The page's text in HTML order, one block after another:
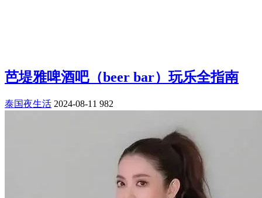
芭堤雅啤酒吧（beer bar）玩乐全指南
泰国夜生活 2024-08-11 982